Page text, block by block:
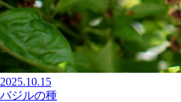
2025.10.15
バジルの種